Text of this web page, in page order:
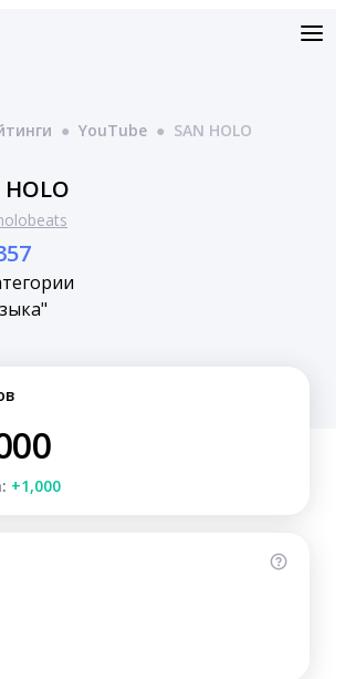
● YouTube ● SAN HOLO
HOLO
+1,000